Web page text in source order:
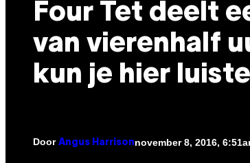
Four Tet deelt
van vierenhalf
kun je hier
Door Angus Harrisonnovember 8, 2016,